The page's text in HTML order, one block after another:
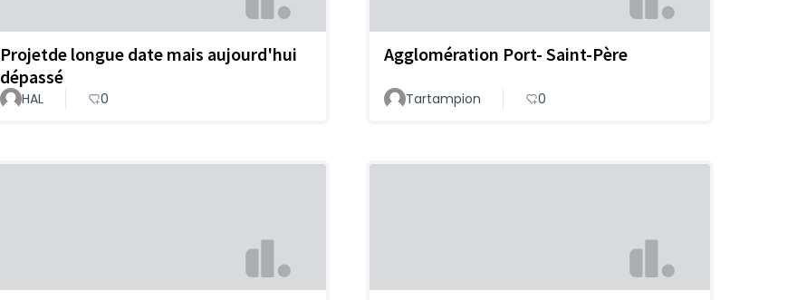
Projetde longue date mais aujourd'hui
dépassé
HAL 0
Agglomération Port- Saint-Père
Tartampion 0